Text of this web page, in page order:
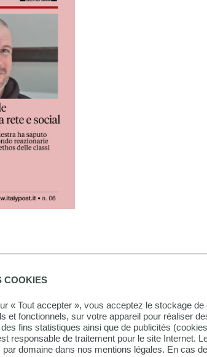
COOKIES
« Tout accepter », vous acceptez le stockage
et fonctionnels, sur votre appareil pour réaliser
fins statistiques ainsi que de publicités
responsable de traitement pour le site Internet.
par domaine dans nos mentions légales. En cas